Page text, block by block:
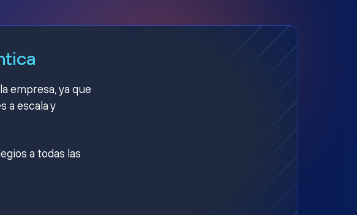
empresa, ya que
a escala y
a todas las